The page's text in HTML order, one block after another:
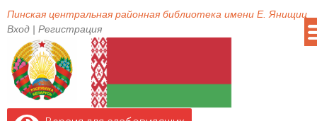
Пинская центральная районная библиотека имени Е. Янищиц
Вход | Регистрация